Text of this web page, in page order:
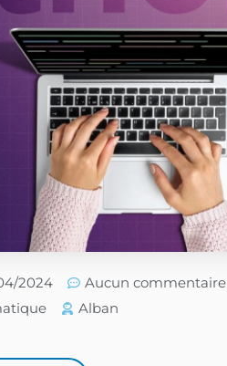
2024 Aucun commentaire
Alban